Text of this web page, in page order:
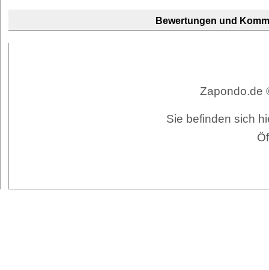
Bewertungen und
Zapondo.de
Sie befinden sich